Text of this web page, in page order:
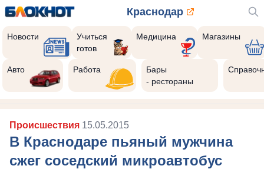
Краснодар
Новости
Учиться
готов
Медицина Магазины
Авто Работа
Бары
- рестораны
Происшествия 15.05.2015
В Краснодаре пьяный мужчина
сжег соседский микроавтобус